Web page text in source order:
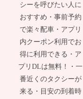
シーを呼びたい人に
おすすめ・事前予約
で楽々配車・アプリ
内クーポン利用でお
得に利用できる・ア
プリDLは無料！・一
番近くのタクシーが
来る・目安の到着時